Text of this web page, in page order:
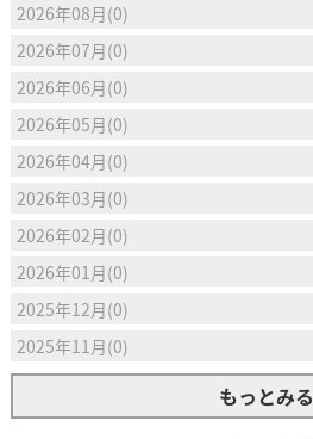
2026年08月(0)
2026年07月(0)
2026年06月(0)
2026年05月(0)
2026年04月(0)
2026年03月(0)
2026年02月(0)
2026年01月(0)
2025年12月(0)
2025年11月(0)
もっとみる